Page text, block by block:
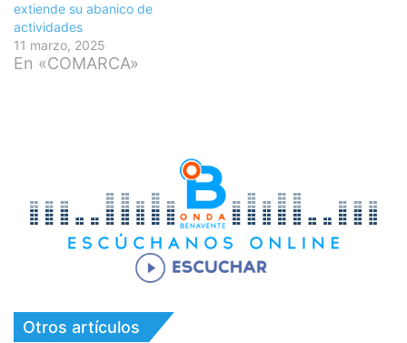
extiende su abanico de
actividades
11 marzo, 2025
En «COMARCA»
Otros artículos